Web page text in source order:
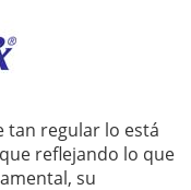
tan regular lo está
reflejando lo que
su